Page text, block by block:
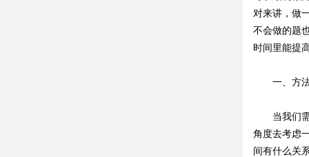
对来讲，做
不会做的题
时间里能提
一、方法
当我们需
角度去考虑
间有什么关